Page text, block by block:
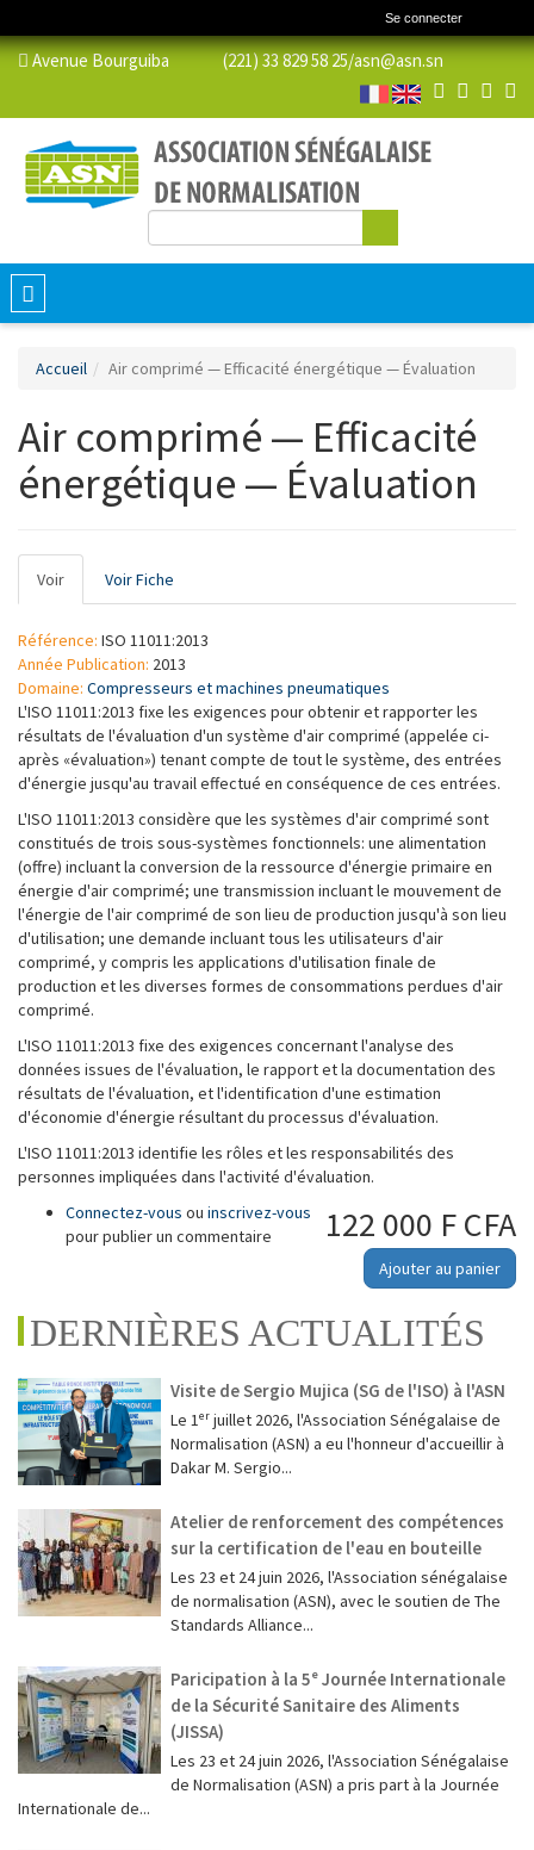
Se connecter
Avenue Bourguiba (221) 33 829 58 25/asn@asn.sn
Formulaire de recherche
Toggle
navigation
Accueil Air comprimé — Efficacité énergétique — Évaluation
Air comprimé — Efficacité
énergétique — Évaluation
Onglets
principaux
Voir (onglet
actif)
Voir Fiche
Référence: ISO 11011:2013
Année Publication: 2013
Domaine: Compresseurs et machines pneumatiques
L'ISO 11011:2013 fixe les exigences pour obtenir et rapporter les
résultats de l'évaluation d'un système d'air comprimé (appelée ci-
après «évaluation») tenant compte de tout le système, des entrées
d'énergie jusqu'au travail effectué en conséquence de ces entrées.
L'ISO 11011:2013 considère que les systèmes d'air comprimé sont
constitués de trois sous-systèmes fonctionnels: une alimentation
(offre) incluant la conversion de la ressource d'énergie primaire en
énergie d'air comprimé; une transmission incluant le mouvement de
l'énergie de l'air comprimé de son lieu de production jusqu'à son lieu
d'utilisation; une demande incluant tous les utilisateurs d'air
comprimé, y compris les applications d'utilisation finale de
production et les diverses formes de consommations perdues d'air
comprimé.
L'ISO 11011:2013 fixe des exigences concernant l'analyse des
données issues de l'évaluation, le rapport et la documentation des
résultats de l'évaluation, et l'identification d'une estimation
d'économie d'énergie résultant du processus d'évaluation.
L'ISO 11011:2013 identifie les rôles et les responsabilités des
personnes impliquées dans l'activité d'évaluation.
122 000 F CFA
Ajouter au panier
Connectez-vous ou inscrivez-vous
pour publier un commentaire
DERNIÈRES ACTUALITÉS
Visite de Sergio Mujica (SG de l'ISO) à l'ASN
Le 1ᵉʳ juillet 2026, l'Association Sénégalaise de
Normalisation (ASN) a eu l'honneur d'accueillir à
Dakar M. Sergio...
Atelier de renforcement des compétences
sur la certification de l'eau en bouteille
Les 23 et 24 juin 2026, l'Association sénégalaise
de normalisation (ASN), avec le soutien de The
Standards Alliance...
Paricipation à la 5ᵉ Journée Internationale
de la Sécurité Sanitaire des Aliments
(JISSA)
‎Les 23 et 24 juin 2026, l'Association Sénégalaise
de Normalisation (ASN) a pris part à la Journée
Internationale de...